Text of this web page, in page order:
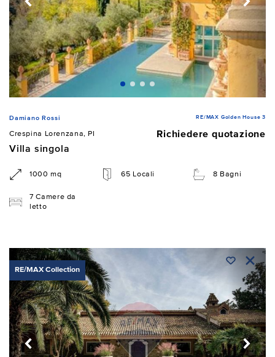
Damiano Rossi RE/MAX Golden House 3
Crespina Lorenzana, PI
Richiedere quotazione
Villa singola
1000 mq 65 Locali 8 Bagni
7 Camere da
letto
RE/MAX Collection